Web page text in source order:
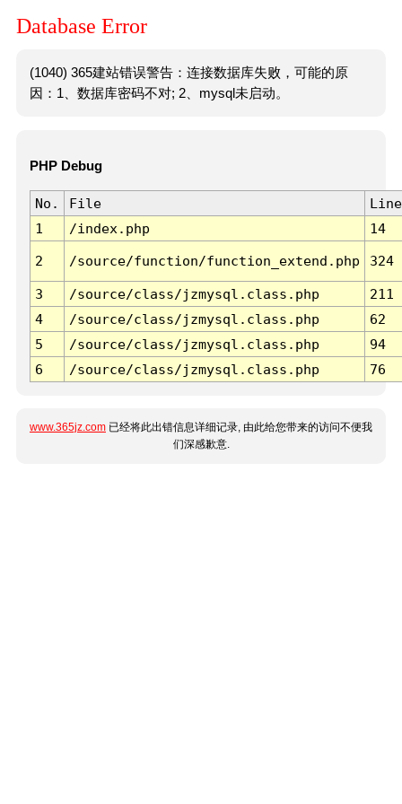
Database Error
(1040) 365建站错误警告：连接数据库失败，可能的原
因：1、数据库密码不对; 2、mysql未启动。
PHP Debug
No. File
Line
1
/index.php 14
2 /source/function/function_extend.php 324
3 /source/class/jzmysql.class.php
211
4
/source/class/jzmysql.class.php
62
5
/source/class/jzmysql.class.php
94
6
/source/class/jzmysql.class.php 76
www.365jz.com 已经将此出错信息详细记录, 由此给您带来的访问不便我
们深感歉意.